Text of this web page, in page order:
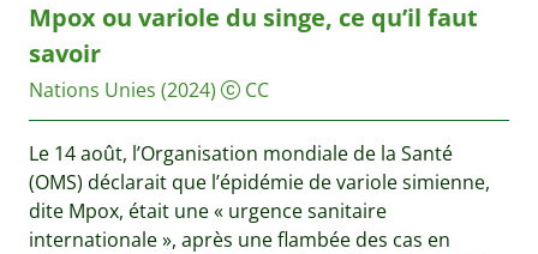
Mpox ou variole du singe, ce qu’il faut
savoir
Nations Unies (2024) CC
Le 14 août, l’Organisation mondiale de la Santé
(OMS) déclarait que l’épidémie de variole simienne,
dite Mpox, était une « urgence sanitaire
internationale », après une flambée des cas en